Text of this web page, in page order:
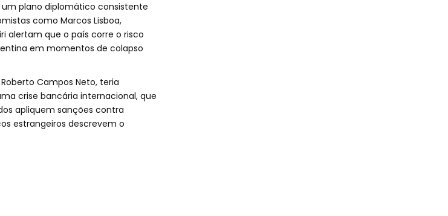
plano diplomático consistente
como Marcos Lisboa,
alertam que o país corre o risco
em momentos de colapso
Campos Neto, teria
crise bancária internacional, que
apliquem sanções contra
estrangeiros descrevem o